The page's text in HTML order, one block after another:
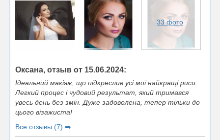
33 фото
Оксана, отзыв от 15.06.2024:
Ідеальний макіяж, що підкреслив усі мої найкращі риси.
Легкий процес і чудовий результат, який тримався
увесь день без змін. Дуже задоволена, тепер тільки до
цього візажиста!
Все отзывы (7) ➡️